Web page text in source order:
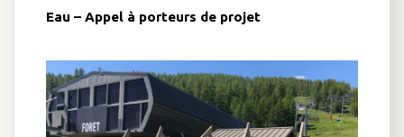
Eau – Appel à porteurs de projet